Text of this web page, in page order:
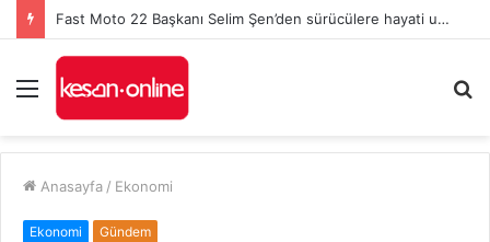
Fast Moto 22 Başkanı Selim Şen’den sürücülere hayati uyarılar: Kurallar, karşılıklı saygı ve kaska dikkat!
Menü
...
Anasayfa / Ekonomi
Ekonomi Gündem